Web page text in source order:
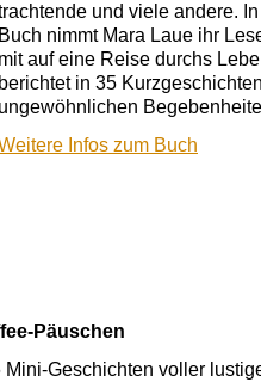
und viele andere.
Buch nimmt Mara Laue ihr
mit auf eine Reise durchs
berichtet in 35
ungewöhnlichen
Infos zum Buch
Päuschen
Mini-Geschichten voller